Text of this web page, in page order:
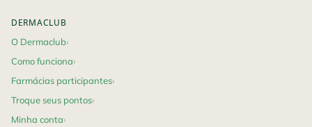
DERMACLUB
O Dermaclub
Como funciona
Farmácias participantes
Troque seus pontos
Minha conta